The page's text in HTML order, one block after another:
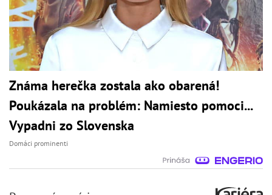
Známa herečka zostala ako obarená!
Poukázala na problém: Namiesto pomoci...
Vypadni zo Slovenska
Domáci prominenti